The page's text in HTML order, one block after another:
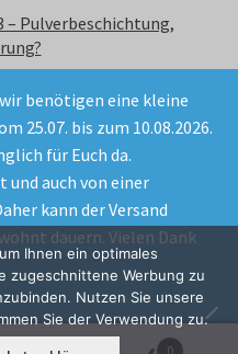
benötigen eine kleine
25.07. bis zum 10.08.2026.
für Euch da.
auch von einer
kann der Versand
dauern. Vielen Dank
Pulverbeschichtung,
Felgen,
0
Ihnen ein optimales
zugeschnittene Werbung zu
Nutzen Sie unsere
Sie der Verwendung zu.